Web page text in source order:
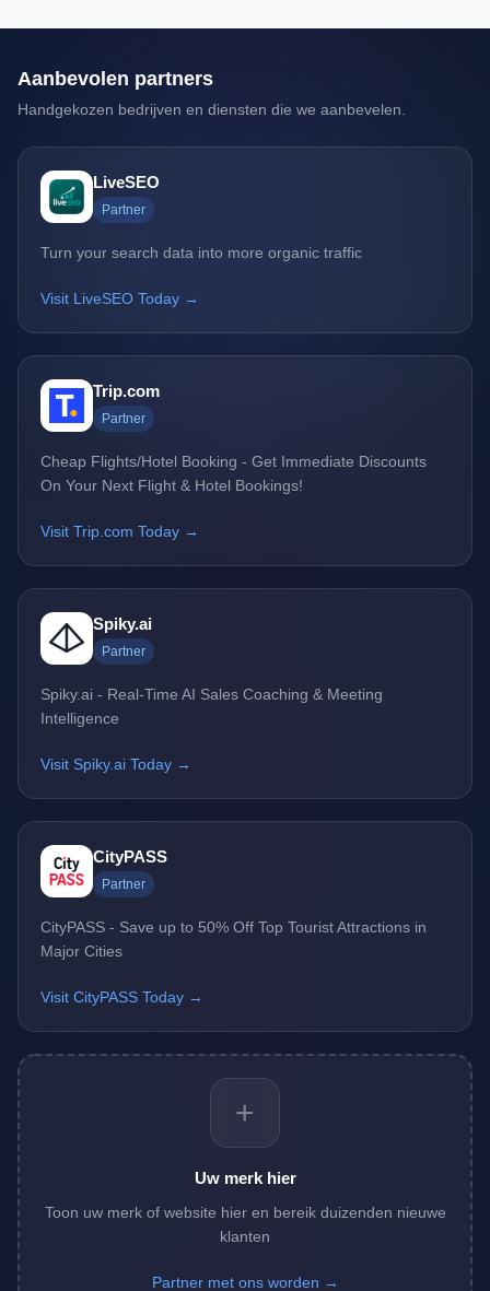
Aanbevolen partners
Handgekozen bedrijven en diensten die we aanbevelen.
LiveSEO
Partner
Turn your search data into more organic traffic
Visit LiveSEO Today →
Trip.com
Partner
Cheap Flights/Hotel Booking - Get Immediate Discounts
On Your Next Flight & Hotel Bookings!
Visit Trip.com Today →
Spiky.ai
Partner
Spiky.ai - Real-Time AI Sales Coaching & Meeting
Intelligence
Visit Spiky.ai Today →
CityPASS
Partner
CityPASS - Save up to 50% Off Top Tourist Attractions in
Major Cities
Visit CityPASS Today →
+
Uw merk hier
Toon uw merk of website hier en bereik duizenden nieuwe
klanten
Partner met ons worden →